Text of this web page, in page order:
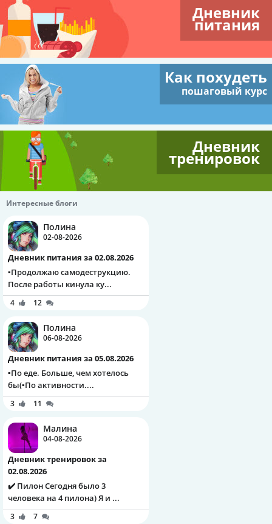
Дневник
питания
Как похудеть
пошаговый курс
Дневник
тренировок
Интересные блоги
Полина
02-08-2026
Дневник питания за 02.08.2026
▪️Продолжаю самодеструкцию.
После работы кинула ку...
4 12
Полина
06-08-2026
Дневник питания за 05.08.2026
▪️По еде. Больше, чем хотелось
бы(▪️По активности....
3 11
Малина
04-08-2026
Дневник тренировок за
02.08.2026
✔️ Пилон Сегодня было 3
человека на 4 пилона) Я и ...
3
7